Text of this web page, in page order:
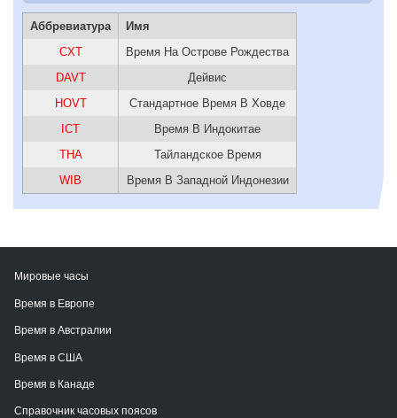
Аббревиатура
Имя
CXT
Время На Острове Рождества
DAVT
Дейвис
HOVT
Стандартное Время В Ховде
ICT
Время В Индокитае
THA
Тайландское Время
WIB
Время В Западной Индонезии
Мировые часы
Время в Европе
Время в Австралии
Время в США
Время в Канаде
Справочник часовых поясов